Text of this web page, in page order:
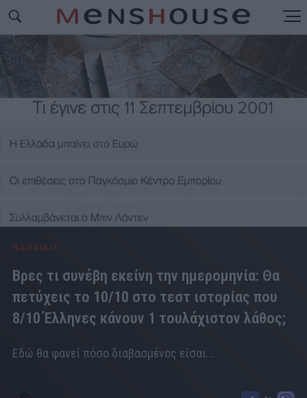
ΠΑΙΧΝΙΔΙΑ
Βρες τι συνέβη εκείνη την ημερομηνία: Θα
πετύχεις το 10/10 στο τεστ ιστορίας που
8/10 Έλληνες κάνουν 1 τουλάχιστον λάθος;
Εδώ θα φανεί πόσο διαβασμένος είσαι...